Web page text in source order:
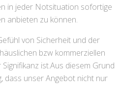
in jeder Notsituation sofortige
anbieten zu können.
von Sicherheit und der
bzw kommerziellen
ist.Aus diesem Grund
dass unser Angebot nicht nur